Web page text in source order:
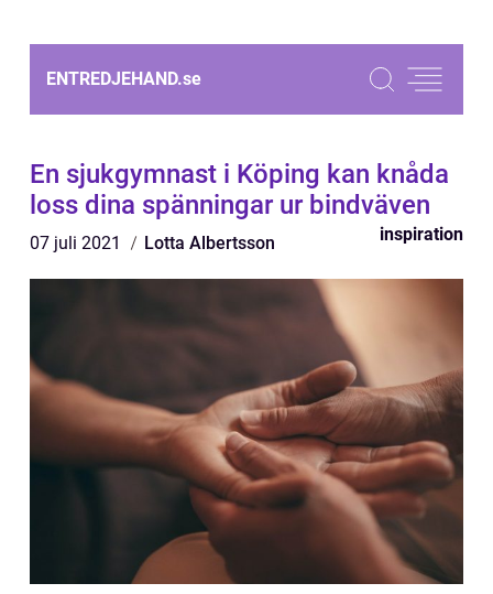
ENTREDJEHAND.se
En sjukgymnast i Köping kan knåda
loss dina spänningar ur bindväven
07 juli 2021 Lotta Albertsson inspiration